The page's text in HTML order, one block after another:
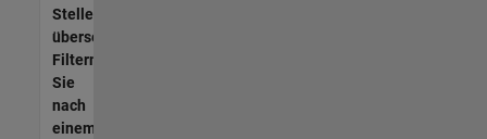
Stellen
übersetzt.
Filtern
Sie
nach
einem